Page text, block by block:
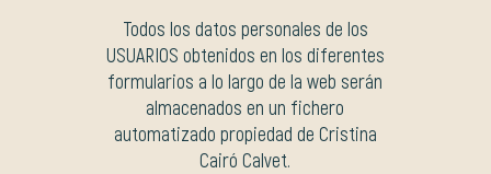
Todos los datos personales de los
USUARIOS obtenidos en los diferentes
formularios a lo largo de la web serán
almacenados en un fichero
automatizado propiedad de Cristina
Cairó Calvet.